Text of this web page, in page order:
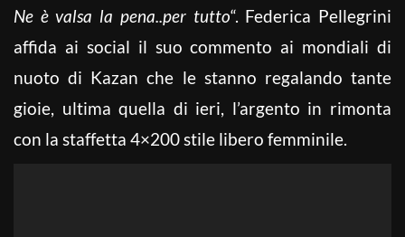
Ne è valsa la pena..per tutto“. Federica Pellegrini
affida ai social il suo commento ai mondiali di
nuoto di Kazan che le stanno regalando tante
gioie, ultima quella di ieri, l’argento in rimonta
con la staffetta 4×200 stile libero femminile.